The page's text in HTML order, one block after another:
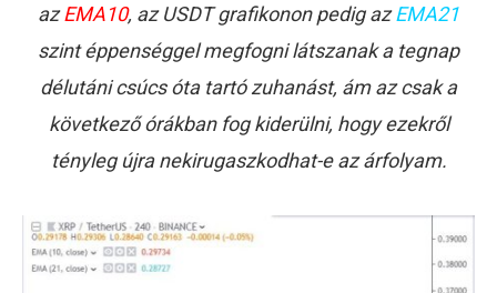
azEMA10, az USDT grafikonon pedig azEMA21
szint éppenséggel megfogni látszanak a tegnap
délutáni csúcs óta tartó zuhanást, ám az csak a
következő órákban fog kiderülni, hogy ezekről
tényleg újra nekirugaszkodhat-e az árfolyam.